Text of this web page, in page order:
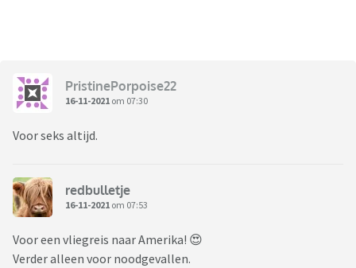
PristinePorpoise22
16-11-2021 om 07:30
Voor seks altijd.
redbulletje
16-11-2021 om 07:53
Voor een vliegreis naar Amerika! 😍
Verder alleen voor noodgevallen.